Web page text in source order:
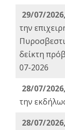
29/07/
την
δείκτη
07-2026
28/07/
την
28/07/